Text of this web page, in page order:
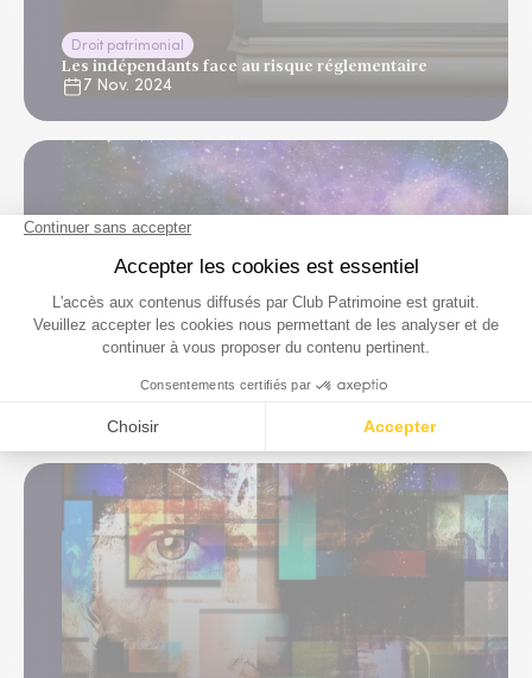
Droit patrimonial
Les indépendants face au risque réglementaire
7 Nov. 2024
Exploration spatiale : votre épargne en apesanteur